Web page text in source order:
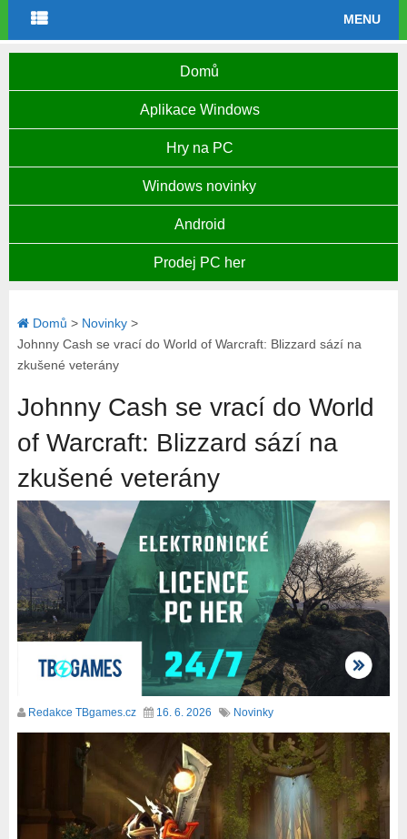
MENU
Domů
Aplikace Windows
Hry na PC
Windows novinky
Android
Prodej PC her
Domů > Novinky>
Johnny Cash se vrací do World of Warcraft: Blizzard sází na
zkušené veterány
Johnny Cash se vrací do World
of Warcraft: Blizzard sází na
zkušené veterány
Redakce TBgames.cz 16. 6. 2026 Novinky